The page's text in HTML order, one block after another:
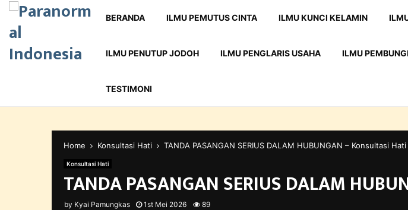
BERANDA ILMU PEMUTUS CINTA ILMU KUNCI KELAMIN
ILMU PENUTUP JODOH ILMU PENGLARIS USAHA ILMU
TESTIMONI
Home Konsultasi Hati TANDA PASANGAN SERIUS DALAM HUBUNGAN – Konsultasi Hati
Konsultasi Hati
TANDA PASANGAN SERIUS DALAM
by Kyai Pamungkas 1st Mei 2026 89